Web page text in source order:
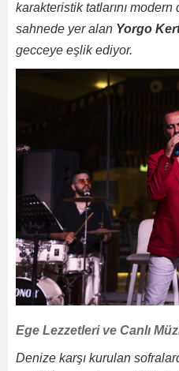
karakteristik tatlarını
sahnede yer alan Yorgo
gecceye eşlik ediyor.
Ege Lezzetleri ve Canlı
Denize karşı kurulan